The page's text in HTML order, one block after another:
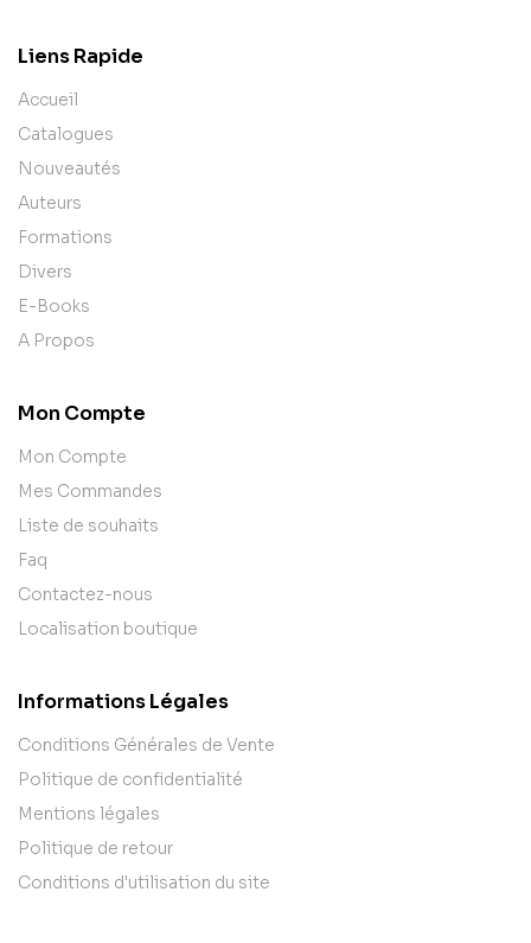
Liens Rapide
Accueil
Catalogues
Nouveautés
Auteurs
Formations
Divers
E-Books
A Propos
Mon Compte
Mon Compte
Mes Commandes
Liste de souhaits
Faq
Contactez-nous
Localisation boutique
Informations Légales
Conditions Générales de Vente
Politique de confidentialité
Mentions légales
Politique de retour
Conditions d'utilisation du site